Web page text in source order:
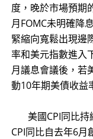
度，晚於市場預期
月FOMC未明確降
緊縮向寬鬆出現邊
率和美元指數進入
月議息會議後，若
動10年期美債收益
美國CPI同比持
CPI同比自去年6月